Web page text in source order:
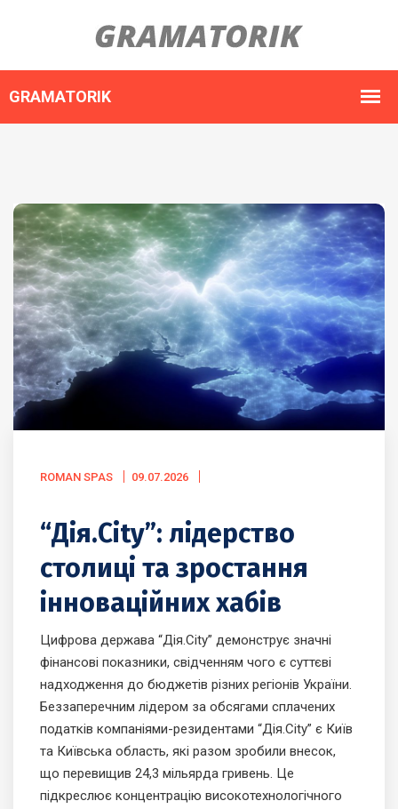
ROMAN SPAS 09.07.2026
“Дія.City”: лідерство
столиці та зростання
інноваційних хабів
Цифрова держава “Дія.City” демонструє значні
фінансові показники, свідченням чого є суттєві
надходження до бюджетів різних регіонів України.
Беззаперечним лідером за обсягами сплачених
податків компаніями-резидентами “Дія.City” є Київ
та Київська область, які разом зробили внесок,
що перевищив 24,3 мільярда гривень. Це
підкреслює концентрацію високотехнологічного